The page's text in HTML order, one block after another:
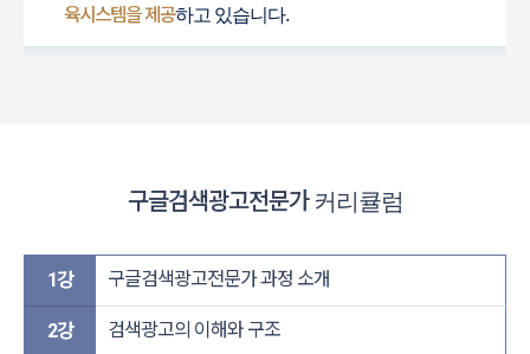
육시스템을 제공하고 있습니다.
구글검색광고전문가 커리큘럼
1강 구글검색광고전문가 과정 소개
2강 검색광고의 이해와 구조